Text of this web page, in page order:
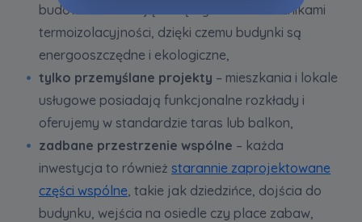
ustawieniach zaawansowanych Twojej
przeglądarki.
Strona wykorzystuje pliki cookies w celach
analitycznych i statystycznych służących
poprawie stosowanych funkcjonalności i usług
świadczonych za pośrednictwem strony oraz
wyjaśnienia okoliczności niedozwolonego
marketingowych, które wynikają z prawnie
uzasadnionych interesów realizowanych przez
Administratora.
budowlane cechujące się wysokimi wskaźnikami
termoizolacyjności, dzięki czemu budynki są
energooszczędne i ekologiczne,
tylko przemyślane projekty – mieszkania i lokale
usługowe posiadają funkcjonalne rozkłady i
oferujemy w standardzie taras lub balkon,
zadbane przestrzenie wspólne – każda
inwestycja to również starannie zaprojektowane
części wspólne , takie jak dziedzińce, dojścia do
budynku, wejścia na osiedle czy place zabaw,